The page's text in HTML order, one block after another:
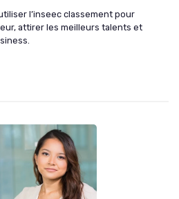
l’inseec classement pour
attirer les meilleurs talents et